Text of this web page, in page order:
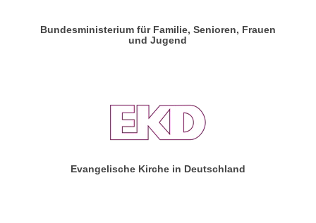
Bundesministerium für Familie, Senioren, Frauen
und Jugend
Evangelische Kirche in Deutschland